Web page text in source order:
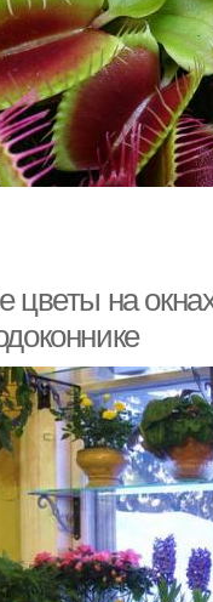
цветы на